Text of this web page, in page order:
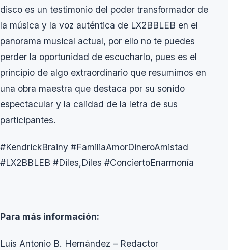
disco es un testimonio del poder transformador de
la música y la voz auténtica de LX2BBLEB en el
panorama musical actual, por ello no te puedes
perder la oportunidad de escucharlo, pues es el
principio de algo extraordinario que resumimos en
una obra maestra que destaca por su sonido
espectacular y la calidad de la letra de sus
participantes.
#KendrickBrainy #FamiliaAmorDineroAmistad
#LX2BBLEB #Diles,Diles #ConciertoEnarmonía
Para más información:
Luis Antonio B. Hernández – Redactor